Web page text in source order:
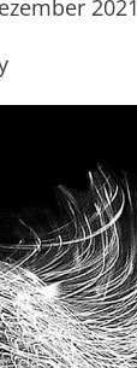
2021